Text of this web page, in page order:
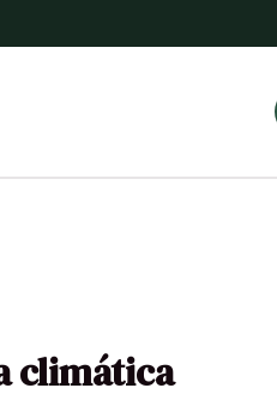
climática